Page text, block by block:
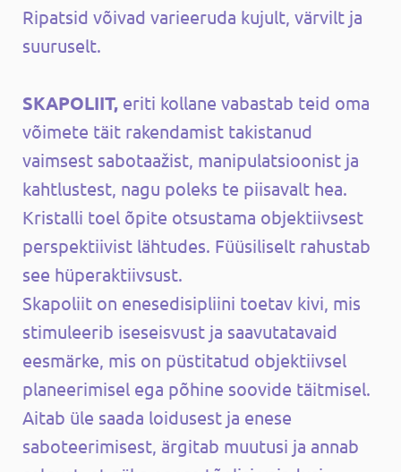
Ripatsid võivad varieeruda kujult, värvilt ja
suuruselt.
SKAPOLIIT, eriti kollane vabastab teid oma
võimete täit rakendamist takistanud
vaimsest sabotaažist, manipulatsioonist ja
kahtlustest, nagu poleks te piisavalt hea.
Kristalli toel õpite otsustama objektiivsest
perspektiivist lähtudes. Füüsiliselt rahustab
see hüperaktiivsust.
Skapoliit on enesedisipliini toetav kivi, mis
stimuleerib iseseisvust ja saavutatavaid
eesmärke, mis on püstitatud objektiivsel
planeerimisel ega põhine soovide täitmisel.
Aitab üle saada loidusest ja enese
saboteerimisest, ärgitab muutusi ja annab